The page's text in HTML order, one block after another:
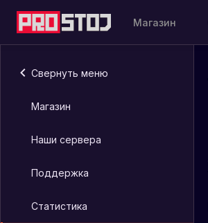
Магазин
Свернуть меню
Магазин
Наши сервера
Поддержка
Статистика